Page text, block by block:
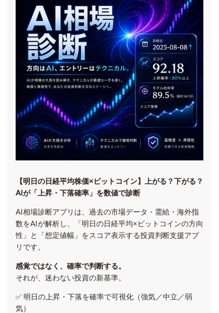
【明日の⽇経平均株価×ビットコイン】上がる？下がる？
AIが「上昇・下落確率」を数値で診断
AI相場診断アプリは、過去の市場データ・需給・海外指
数をAIが解析し、「明日の日経平均×ビットコインの方向
性」と「想定値幅」をスコア表示する投資判断支援アプ
リです。
感覚ではなく、確率で判断する。
それが、迷わない投資の新基準。
✅ 明日の上昇・下落を確率で可視化（強気／中立／弱
気）